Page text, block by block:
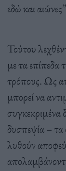
εδώ και
Τούτου
με τα επίπεδα
τρόπους. Ως
μπορεί να
συγκεκριμένα
δυσπεψία –
λυθούν